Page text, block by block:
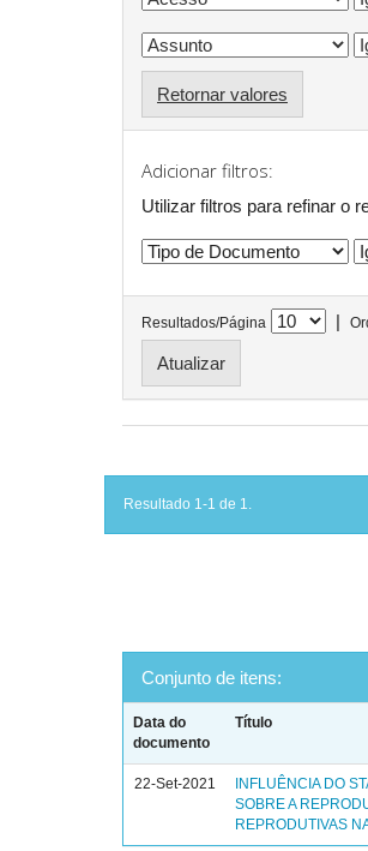
Retornar valores
Adicionar filtros:
Utilizar filtros para refinar o
Resultados/Página |
Resultado 1-1 de 1.
Conjunto de itens:
Data do
documento
Título
22-Set-2021
INFLUÊNCIA DO
SOBRE A
REPRODUTIVAS